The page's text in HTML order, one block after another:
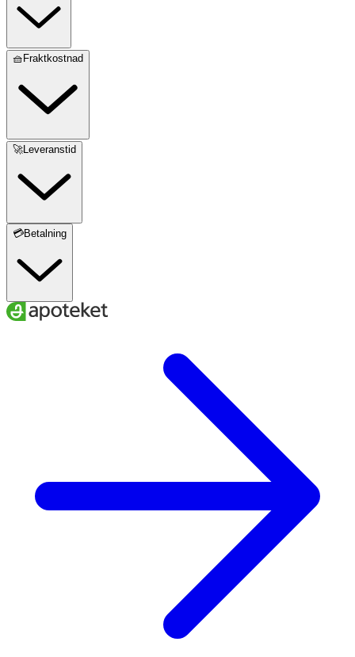
🧺Fraktkostnad
🚀Leveranstid
💳Betalning